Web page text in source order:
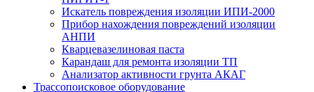
Искатель повреждения изоляции ИПИ-2000
Прибор нахождения повреждений изоляции
АНПИ
Кварцевазелиновая паста
Карандаш для ремонта изоляции ТП
Анализатор активности грунта АКАГ
Трассопоисковое оборудование